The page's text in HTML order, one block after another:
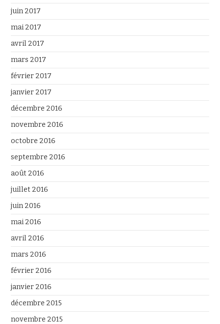
juin 2017
mai 2017
avril 2017
mars 2017
février 2017
janvier 2017
décembre 2016
novembre 2016
octobre 2016
septembre 2016
août 2016
juillet 2016
juin 2016
mai 2016
avril 2016
mars 2016
février 2016
janvier 2016
décembre 2015
novembre 2015